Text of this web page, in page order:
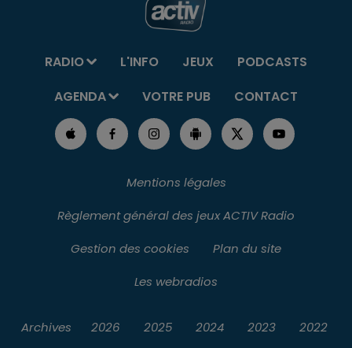
RADIO L'INFO JEUX
PODCASTS
AGENDA
VOTRE PUB CONTACT
Mentions légales
Règlement général des jeux ACTIV Radio
Gestion des cookies
Plan du site
Les webradios
Archives 2026 2025 2024 2023 2022